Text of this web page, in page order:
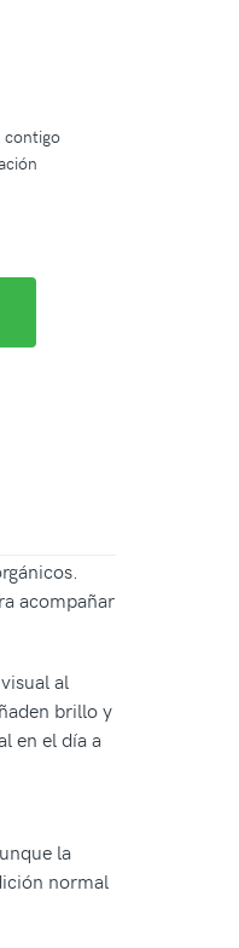
contigo
acompañar
al
brillo y
en el día a
la
normal